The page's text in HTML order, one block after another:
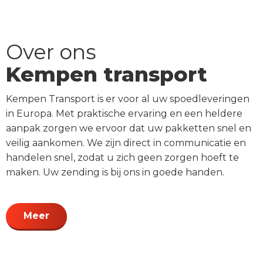
Over ons
Kempen transport
Kempen Transport is er voor al uw spoedleveringen
in Europa. Met praktische ervaring en een heldere
aanpak zorgen we ervoor dat uw pakketten snel en
veilig aankomen. We zijn direct in communicatie en
handelen snel, zodat u zich geen zorgen hoeft te
maken. Uw zending is bij ons in goede handen.
Meer